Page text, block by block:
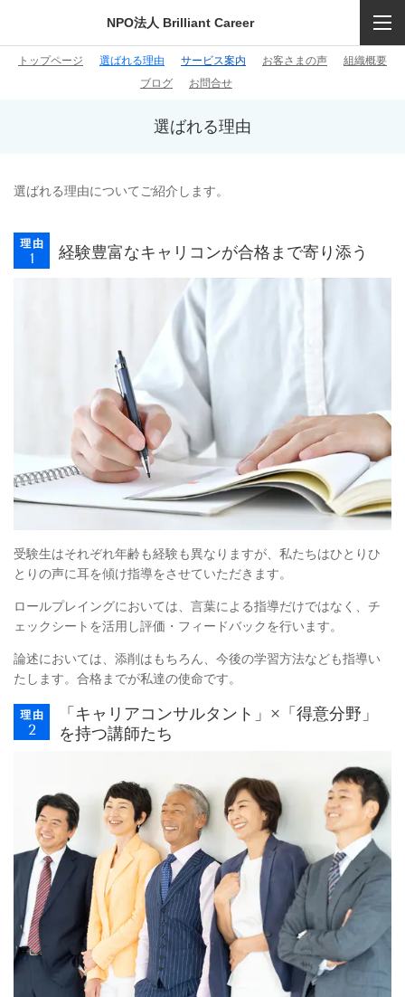
NPO法人 Brilliant Career
トップページ 選ばれる理由 サービス案内 お客さまの声
組織概要
ブログ
お問合せ
選ばれる理由
選ばれる理由についてご紹介します。
経験豊富なキャリコンが合格まで寄り添う
受験生はそれぞれ年齢も経験も異なりますが、私たちはひとりひ
とりの声に耳を傾け指導をさせていただきます。
ロールプレイングにおいては、言葉による指導だけではなく、チ
ェックシートを活用し評価・フィードバックを行います。
論述においては、添削はもちろん、今後の学習方法なども指導い
たします。合格までが私達の使命です。
「キャリアコンサルタント」×「得意分野」
を持つ講師たち